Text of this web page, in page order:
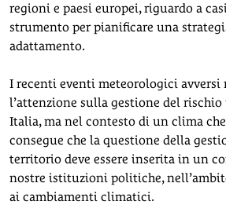
regioni e paesi europei, riguardo a
strumento per pianificare una
adattamento.
I recenti eventi meteorologici avversi
l’attenzione sulla gestione del
Italia, ma nel contesto di un clima
consegue che la questione della
territorio deve essere inserita in un
nostre istituzioni politiche,
ai cambiamenti climatici.